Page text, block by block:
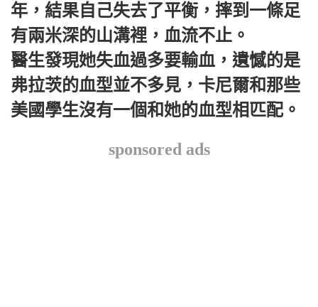
年，結果自己失去了平衡，摔到一條足
有兩米深的山溝裡，血流不止。
醫生發現她失血過多要輸血，遺憾的是
弗拉茨的血型並不多見，卡尼爾和那些
美國學生沒有一個和她的血型相匹配。
sponsored ads